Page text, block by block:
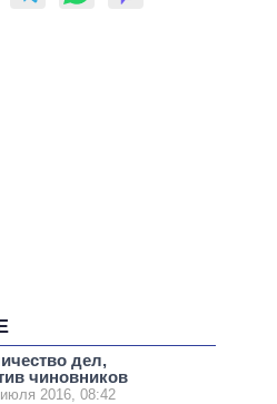
дел,
чиновников
2016, 08:42